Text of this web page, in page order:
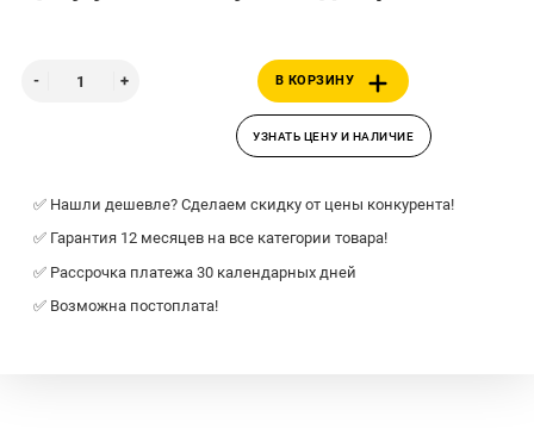
В КОРЗИНУ
УЗНАТЬ ЦЕНУ И НАЛИЧИЕ
✅ Нашли дешевле? Сделаем скидку от цены конкурента!
✅ Гарантия 12 месяцев на все категории товара!
✅ Рассрочка платежа 30 календарных дней
✅ Возможна постоплата!